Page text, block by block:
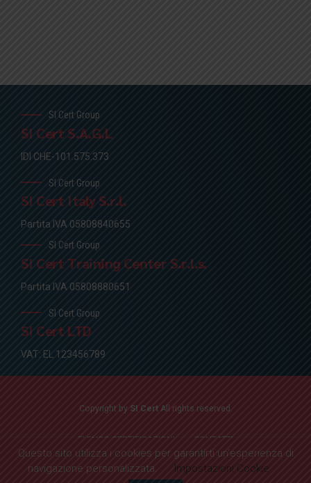
SI Cert Group
SI Cert S.A.G.L
IDI CHE-101.575.373
SI Cert Group
SI Cert Italy S.r.l.
Partita IVA 05808840655
SI Cert Group
SI Cert Training Center S.r.l.s.
Partita IVA 05808880651
SI Cert Group
SI Cert LTD
VAT: EL 123456789
Copyright by SI Cert All rights reserved.
ELENCO CERTIFICAZIONI CONTATTI
Questo sito utilizza i cookies per garantirti un'esperienza di
navigazione personalizzata.
Impostazioni Cookie